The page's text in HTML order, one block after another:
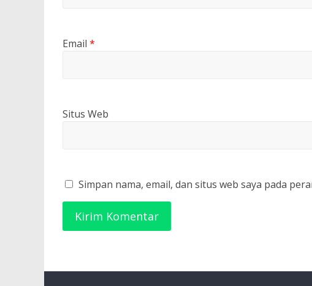
Email *
Situs Web
Simpan nama, email, dan situs web saya pada